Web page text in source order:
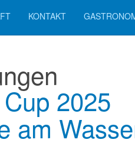
KONTAKT
2025
am